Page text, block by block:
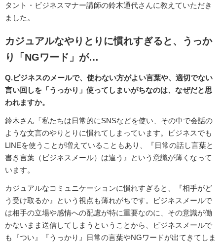
タント・ビジネスマナー講師の鈴木通代さんに教えていただき
ました。
カジュアルなやりとりに慣れすぎると、うっか
り「NGワード」が…
Q.ビジネスのメールで、使わない方がよい言葉や、適切でない
言い回しを「うっかり」使ってしまいがちなのは、なぜだと思
われますか。
鈴木さん「私たちは日常的にSNSなどを使い、その中で会話の
ような文言のやりとりに慣れてしまっています。ビジネスでも
LINEを使うことが増えていることもあり、『日常の話し言葉と
書き言葉（ビジネスメール）は違う』という意識が薄くなって
います。
カジュアルなコミュニケーションに慣れすぎると、『相手がど
う受け取るか』という視点も薄れがちです。ビジネスメールで
は相手の立場や感情への配慮が特に重要なのに、その意識が働
かないまま送信してしまうということから、ビジネスメールで
も『つい』『うっかり』日常の言葉やNGワードが出てきてしま